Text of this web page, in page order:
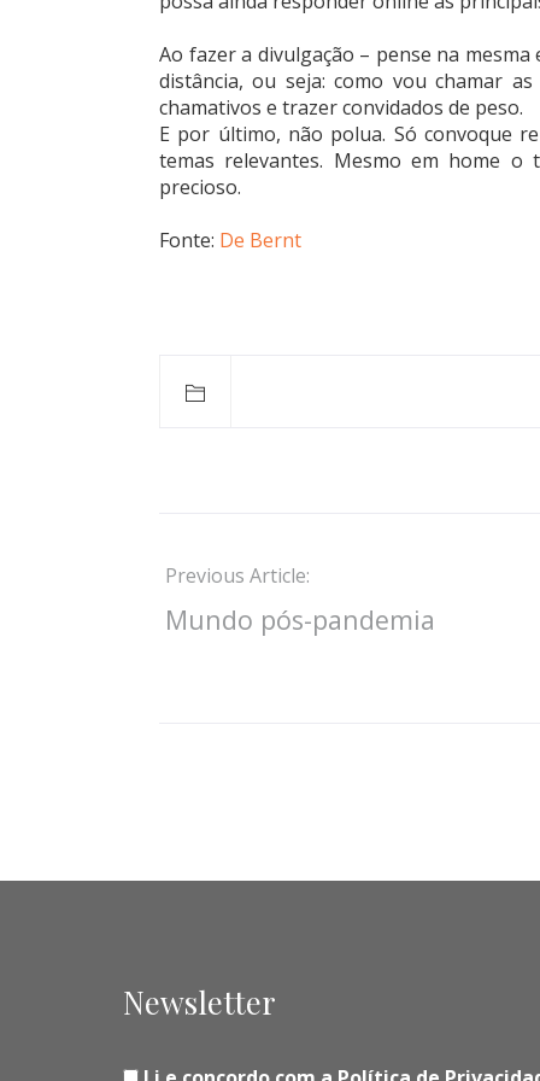
Ao fazer a divulgação – pense na
distância, ou seja: como vou chamar
chamativos e trazer convidados de peso.
E por último, não polua. Só convoque
temas relevantes. Mesmo em home o
precioso.
Fonte: De Bernt
Previous Article:
Mundo pós-pandemia
Newsletter